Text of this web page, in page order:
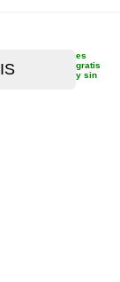
es
gratis
y sin